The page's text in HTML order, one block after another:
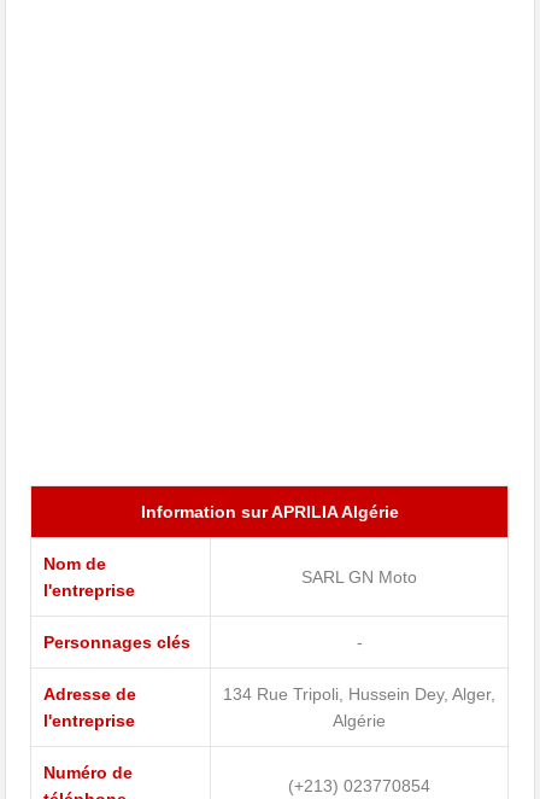
Information sur APRILIA Algérie
Nom de
l'entreprise
SARL GN Moto
Personnages clés -
Adresse de
l'entreprise
134 Rue Tripoli, Hussein Dey, Alger,
Algérie
Numéro de
(+213) 023770854